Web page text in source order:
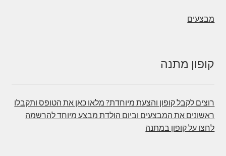
מבצעים
קופון מתנה
רוצים לקבל קופון והצעת מיוחדת? מלאו כאן את הטופס ותקבלו
ראשונים את המבצעים וביום הולדת מבצע מיוחד להרשמה
לחצו על קופון במתנה